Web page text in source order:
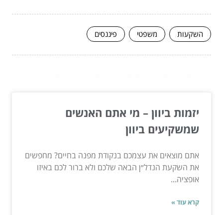
השקעות משפטי פיננסים
יזמות ביוון – מי אתם האנשים
שמשקיעים ביוון
אתם מוצאים את עצמכם בנקודת מפנה בחיים? מחפשים
את השקעת הנדל״ן הבאה שלכם ולא ברור לכם באיזו
אופציה...
קרא עוד »